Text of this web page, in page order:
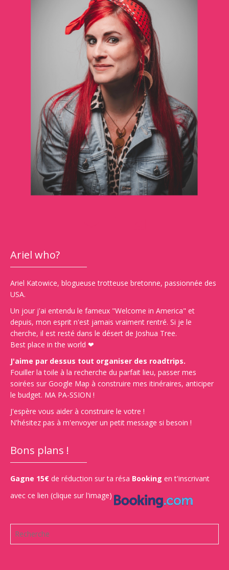
Ariel who?
Ariel Katowice, blogueuse trotteuse bretonne, passionnée des
USA.
Un jour j'ai entendu le fameux "Welcome in America" et
depuis, mon esprit n'est jamais vraiment rentré. Si je le
cherche, il est resté dans le désert de Joshua Tree.
Best place in the world ❤
J'aime par dessus tout organiser des roadtrips.
Fouiller la toile à la recherche du parfait lieu, passer mes
soirées sur Google Map à construire mes itinéraires, anticiper
le budget. MA PA-SSION !
J'espère vous aider à construire le votre !
N'hésitez pas à m'envoyer un petit message si besoin !
Bons plans !
Gagne 15€ de réduction sur ta résa Booking en t'inscrivant
avec ce lien (clique sur l'image)